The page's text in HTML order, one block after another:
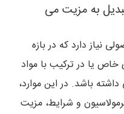
به مزیت می
نیاز دارد که در بازه
یا در ترکیب با مواد
داشته باشد. در این موارد،
و شرایط، مزیت